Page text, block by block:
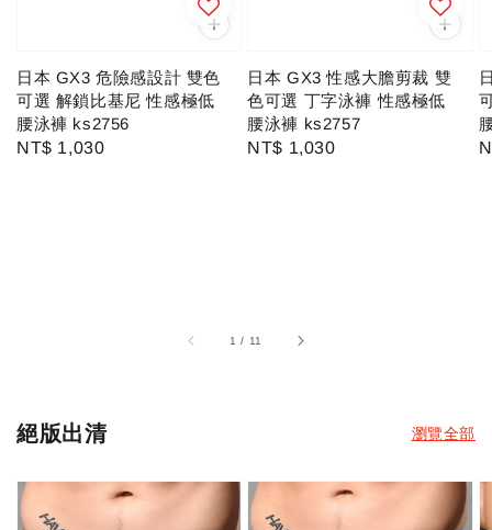
日本 GX3 危險感設計 雙色
可選 解鎖比基尼 性感極低
腰泳褲 ks2756
Regular
NT$ 1,030
日本 GX3 性感大膽剪裁 雙
色可選 丁字泳褲 性感極低
腰泳褲 ks2757
Regular
NT$ 1,030
1 / 11
絕版出清 瀏覽全部